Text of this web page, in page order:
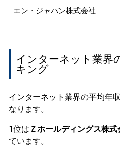
エン・ジャパン株式会社
インターネット業界
キング
インターネット業界の平均年
なります。
1位は Ｚホールディングス株式
ています。